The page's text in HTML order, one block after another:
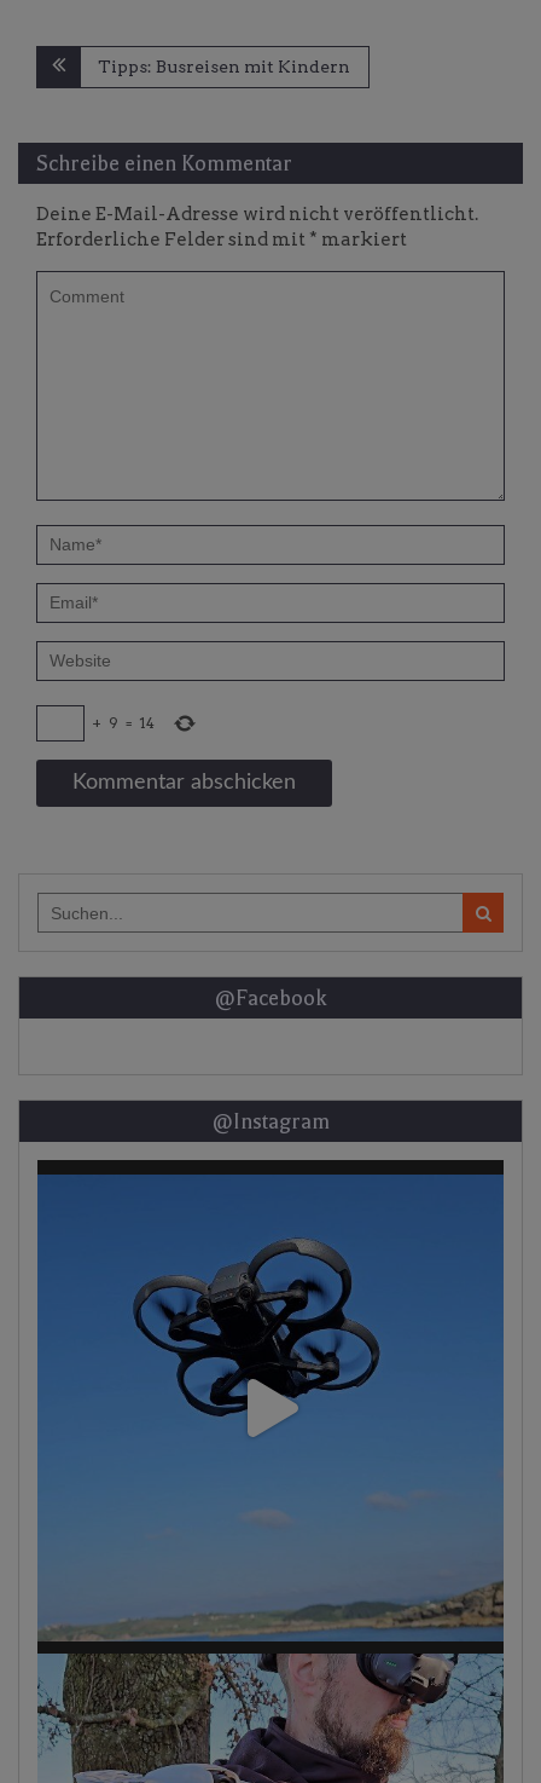
Beitragsnavigation
Tipps: Busreisen mit Kindern
Schreibe einen Kommentar
Deine E-Mail-Adresse wird nicht veröffentlicht.
Erforderliche Felder sind mit * markiert
+ 9 = 14
for:
@Facebook
@Instagram